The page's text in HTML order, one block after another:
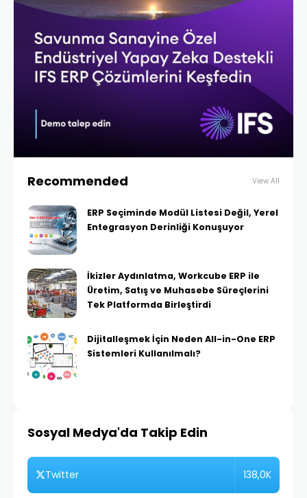
Recommended View All
ERP Seçiminde Modül Listesi Değil, Yerel
Entegrasyon Derinliği Konuşuyor
İkizler Aydınlatma, Workcube ERP ile
Üretim, Satış ve Muhasebe Süreçlerini
Tek Platformda Birleştirdi
Dijitalleşmek İçin Neden All-in-One ERP
Sistemleri Kullanılmalı?
Sosyal Medya'da Takip Edin
Twitter 138,0K